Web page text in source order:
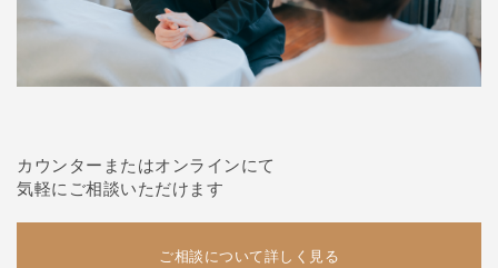
カウンターまたはオンラインにて
気軽にご相談いただけます
ご相談について詳しく見る